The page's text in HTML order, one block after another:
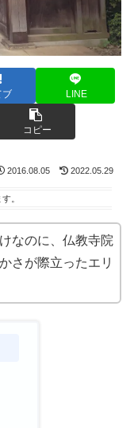
ブ LINE
コピー
2016.08.05 2022.05.29
。
なのに、仏教寺院
さが際立ったエリ